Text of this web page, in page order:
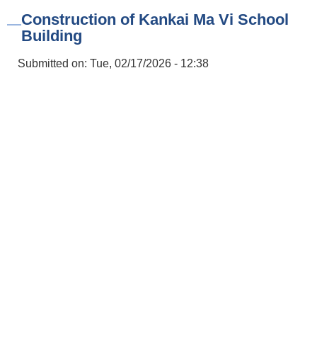
Construction of Kankai Ma Vi School
Building
Submitted on: Tue, 02/17/2026 - 12:38